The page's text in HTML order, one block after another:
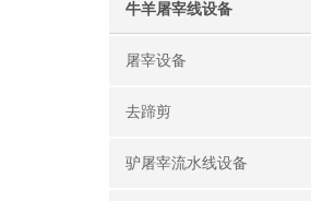
牛羊屠宰线设备
屠宰设备
去蹄剪
驴屠宰流水线设备